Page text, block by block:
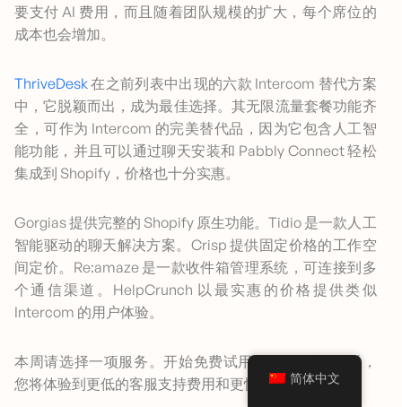
要支付 AI 费用，而且随着团队规模的扩大，每个席位的
成本也会增加。
ThriveDesk在之前列表中出现的六款 Intercom 替代方案
中，它脱颖而出，成为最佳选择。其无限流量套餐功能齐
全，可作为 Intercom 的完美替代品，因为它包含人工智
能功能，并且可以通过聊天安装和 Pabbly Connect 轻松
集成到 Shopify，价格也十分实惠。
Gorgias 提供完整的 Shopify 原生功能。Tidio 是一款人工
智能驱动的聊天解决方案。Crisp 提供固定价格的工作空
间定价。Re:amaze 是一款收件箱管理系统，可连接到多
个通信渠道。HelpCrunch 以最实惠的价格提供类似
Intercom 的用户体验。
本周请选择一项服务。开始免费试用。30 天试用期后，
您将体验到更低的客服支持费用和更快的响应速度。
简体中文